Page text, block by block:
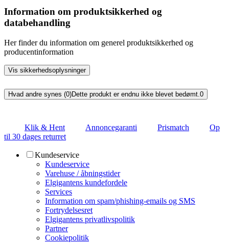
Information om produktsikkerhed og
databehandling
Her finder du information om generel produktsikkerhed og
producentinformation
Vis sikkerhedsoplysninger
Hvad andre synes (0)Dette produkt er endnu ikke blevet bedømt. 0
Klik & Hent Annoncegaranti Prismatch
Op
til 30 dages returret
Kundeservice
Kundeservice
Varehuse / åbningstider
Elgigantens kundefordele
Services
Information om spam/phishing-emails og SMS
Fortrydelsesret
Elgigantens privatlivspolitik
Partner
Cookiepolitik